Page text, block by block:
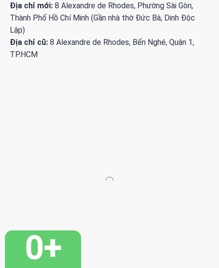
Địa chỉ mới: 8 Alexandre de Rhodes, Phường Sài Gòn,
Thành Phố Hồ Chí Minh (Gần nhà thờ Đức Bà, Dinh Độc
Lập)
Địa chỉ cũ: 8 Alexandre de Rhodes, Bến Nghé, Quận 1,
TP.HCM
0+